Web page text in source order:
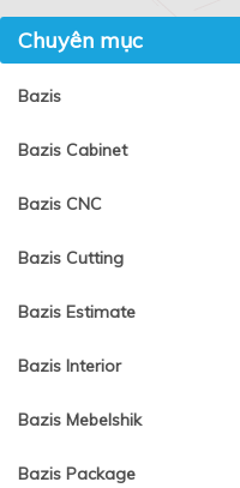
Chuyên mục
Bazis
Bazis Cabinet
Bazis CNC
Bazis Cutting
Bazis Estimate
Bazis Interior
Bazis Mebelshik
Bazis Package